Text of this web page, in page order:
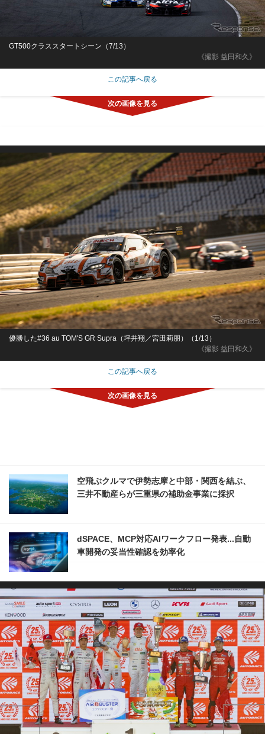
《撮影 益田和久》
GT500クラススタートシーン（7/13）
この記事へ戻る
《撮影 益田和久》
優勝した#36 au TOM'S GR Supra（坪井翔／宮田莉朋）（1/13）
この記事へ戻る
空飛ぶクルマで伊勢志摩と中部・関西を結ぶ、
三井不動産らが三重県の補助金事業に採択
dSPACE、MCP対応AIワークフロー発表...自動
車開発の妥当性確認を効率化